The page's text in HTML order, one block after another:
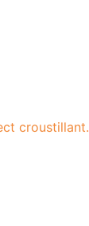
croustillant.